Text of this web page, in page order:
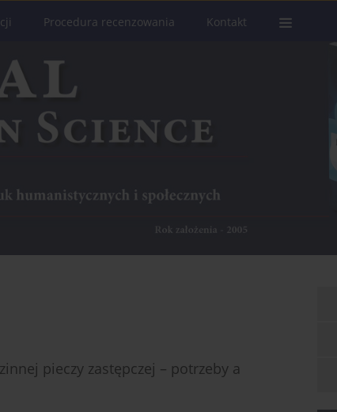
Procedura recenzowania Kontakt
pieczy zastępczej – potrzeby a